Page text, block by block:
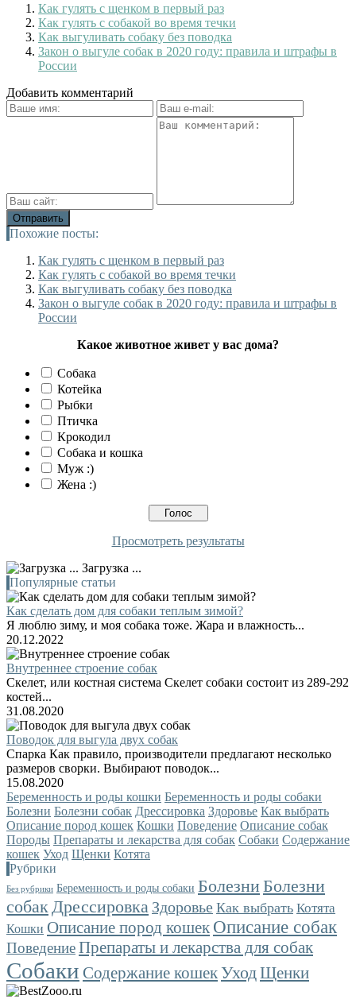
Как гулять с щенком в первый раз
Как гулять с собакой во время течки
Как выгуливать собаку без поводка
Закон о выгуле собак в 2020 году: правила и штрафы в
России
Добавить комментарий
Похожие посты:
Как гулять с щенком в первый раз
Как гулять с собакой во время течки
Как выгуливать собаку без поводка
Закон о выгуле собак в 2020 году: правила и штрафы в
России
Какое животное живет у вас дома?
Собака
Котейка
Рыбки
Птичка
Крокодил
Собака и кошка
Муж :)
Жена :)
Просмотреть результаты
Загрузка ...
Популярные статьи
Как сделать дом для собаки теплым зимой?
Я люблю зиму, и моя собака тоже. Жара и влажность...
20.12.2022
Внутреннее строение собак
Скелет, или костная система Скелет собаки состоит из 289-292
костей...
31.08.2020
Поводок для выгула двух собак
Спарка Как правило, производители предлагают несколько
размеров сворки. Выбирают поводок...
15.08.2020
Беременность и роды кошки Беременность и роды собаки
Болезни Болезни собак Дрессировка Здоровье Как выбрать
Описание пород кошек Кошки Поведение Описание собак
Породы Препараты и лекарства для собак Собаки Содержание
кошек Уход Щенки Котята
Рубрики
Без рубрики Беременность и роды собаки Болезни Болезни
собак Дрессировка Здоровье Как выбрать Котята
Кошки Описание пород кошек Описание собак
ПоведениеПрепараты и лекарства для собак
Собаки Содержание кошекУходЩенки